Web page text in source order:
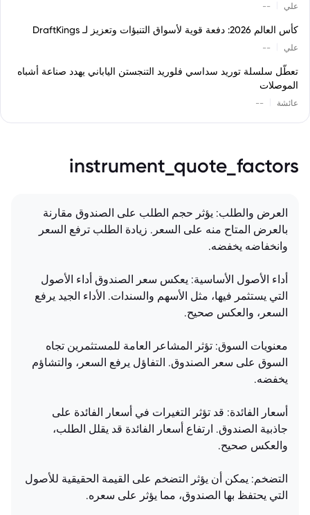
علي --
كأس العالم 2026: دفعة قوية لأسواق التنبؤات وتعزيز لـ DraftKings
علي --
تعطّل سلسلة توريد سداسي فلوريد التنجستن الياباني يهدد صناعة أشباه
الموصلات
عائشة --
instrument_quote_factors
العرض والطلب: يؤثر حجم الطلب على الصندوق مقارنة
بالعرض المتاح منه على السعر. زيادة الطلب ترفع السعر
وانخفاضه يخفضه.
أداء الأصول الأساسية: يعكس سعر الصندوق أداء الأصول
التي يستثمر فيها، مثل الأسهم والسندات. الأداء الجيد يرفع
السعر، والعكس صحيح.
معنويات السوق: تؤثر المشاعر العامة للمستثمرين تجاه
السوق على سعر الصندوق. التفاؤل يرفع السعر، والتشاؤم
يخفضه.
أسعار الفائدة: قد تؤثر التغيرات في أسعار الفائدة على
جاذبية الصندوق. ارتفاع أسعار الفائدة قد يقلل الطلب،
والعكس صحيح.
التضخم: يمكن أن يؤثر التضخم على القيمة الحقيقية للأصول
التي يحتفظ بها الصندوق، مما يؤثر على سعره.